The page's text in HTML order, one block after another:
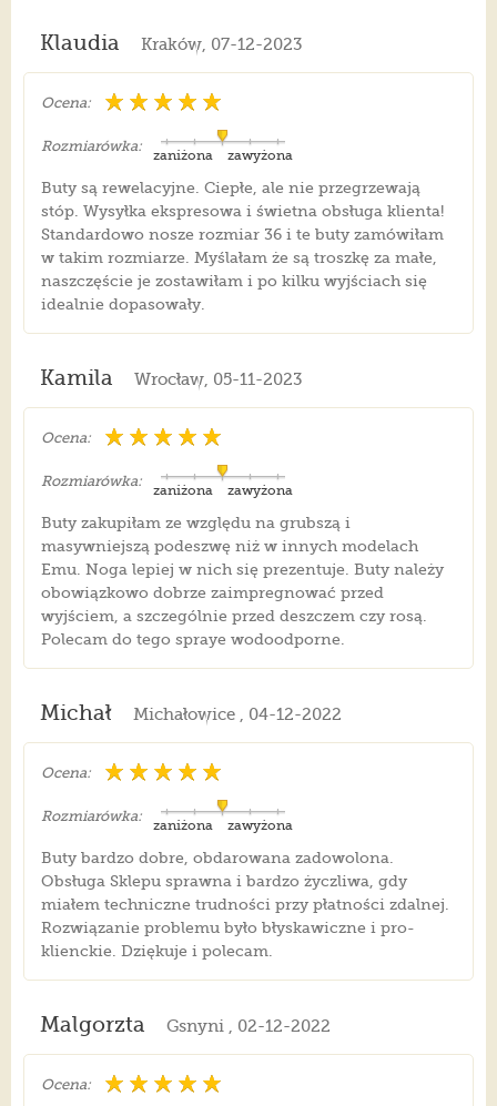
Klaudia Kraków, 07-12-2023
Ocena:
Rozmiarówka:
zawyżona
zaniżona
Buty są rewelacyjne. Ciepłe, ale nie przegrzewają
stóp. Wysyłka ekspresowa i świetna obsługa klienta!
Standardowo nosze rozmiar 36 i te buty zamówiłam
w takim rozmiarze. Myślałam że są troszkę za małe,
naszczęście je zostawiłam i po kilku wyjściach się
idealnie dopasowały.
Kamila Wrocław, 05-11-2023
Ocena:
Rozmiarówka:
zawyżona
zaniżona
Buty zakupiłam ze względu na grubszą i
masywniejszą podeszwę niż w innych modelach
Emu. Noga lepiej w nich się prezentuje. Buty należy
obowiązkowo dobrze zaimpregnować przed
wyjściem, a szczególnie przed deszczem czy rosą.
Polecam do tego spraye wodoodporne.
Michał Michałowice , 04-12-2022
Ocena:
Rozmiarówka:
zawyżona
zaniżona
Buty bardzo dobre, obdarowana zadowolona.
Obsługa Sklepu sprawna i bardzo życzliwa, gdy
miałem techniczne trudności przy płatności zdalnej.
Rozwiązanie problemu było błyskawiczne i pro-
klienckie. Dziękuje i polecam.
Malgorzta Gsnyni , 02-12-2022
Ocena: